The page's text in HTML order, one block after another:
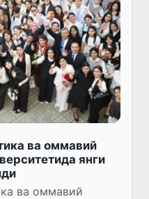
ва оммавий
янги
ва оммавий